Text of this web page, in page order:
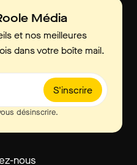
Média
et nos meilleures
dans votre boîte mail.
S'inscrire
désinscrire.
nous